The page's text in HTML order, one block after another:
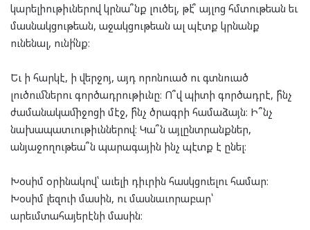
կարելիութիւներով կրնա՞նք լուծել, թէ՞ այլոց հմտութեան եւ
մասնակցութեան, աջակցութեան ալ պէտք կրնանք
ունենալ, ունի՛նք։
Եւ ի հարկէ, ի վերջոյ, այդ որոնուած ու գտնուած
լուծումներու գործադրութիւնը։ Ո՞վ պիտի գործադրէ, ի՞նչ
ժամանակամիջոցի մէջ, ի՞նչ ծրագրի համաձայն։ Ի՞նչ
նախապատւութիւններով։ Կա՞ն այլընտրանքներ,
անյաջողութեա՞ն պարագային ինչ պէտք է ընել։
Խօսիմ օրինակով՝ աւելի դիւրին հասկցուելու համար։
Խօսիմ լեզուի մասին, ու մասնաւորաբար՝
արեւմտահայերէնի մասին։